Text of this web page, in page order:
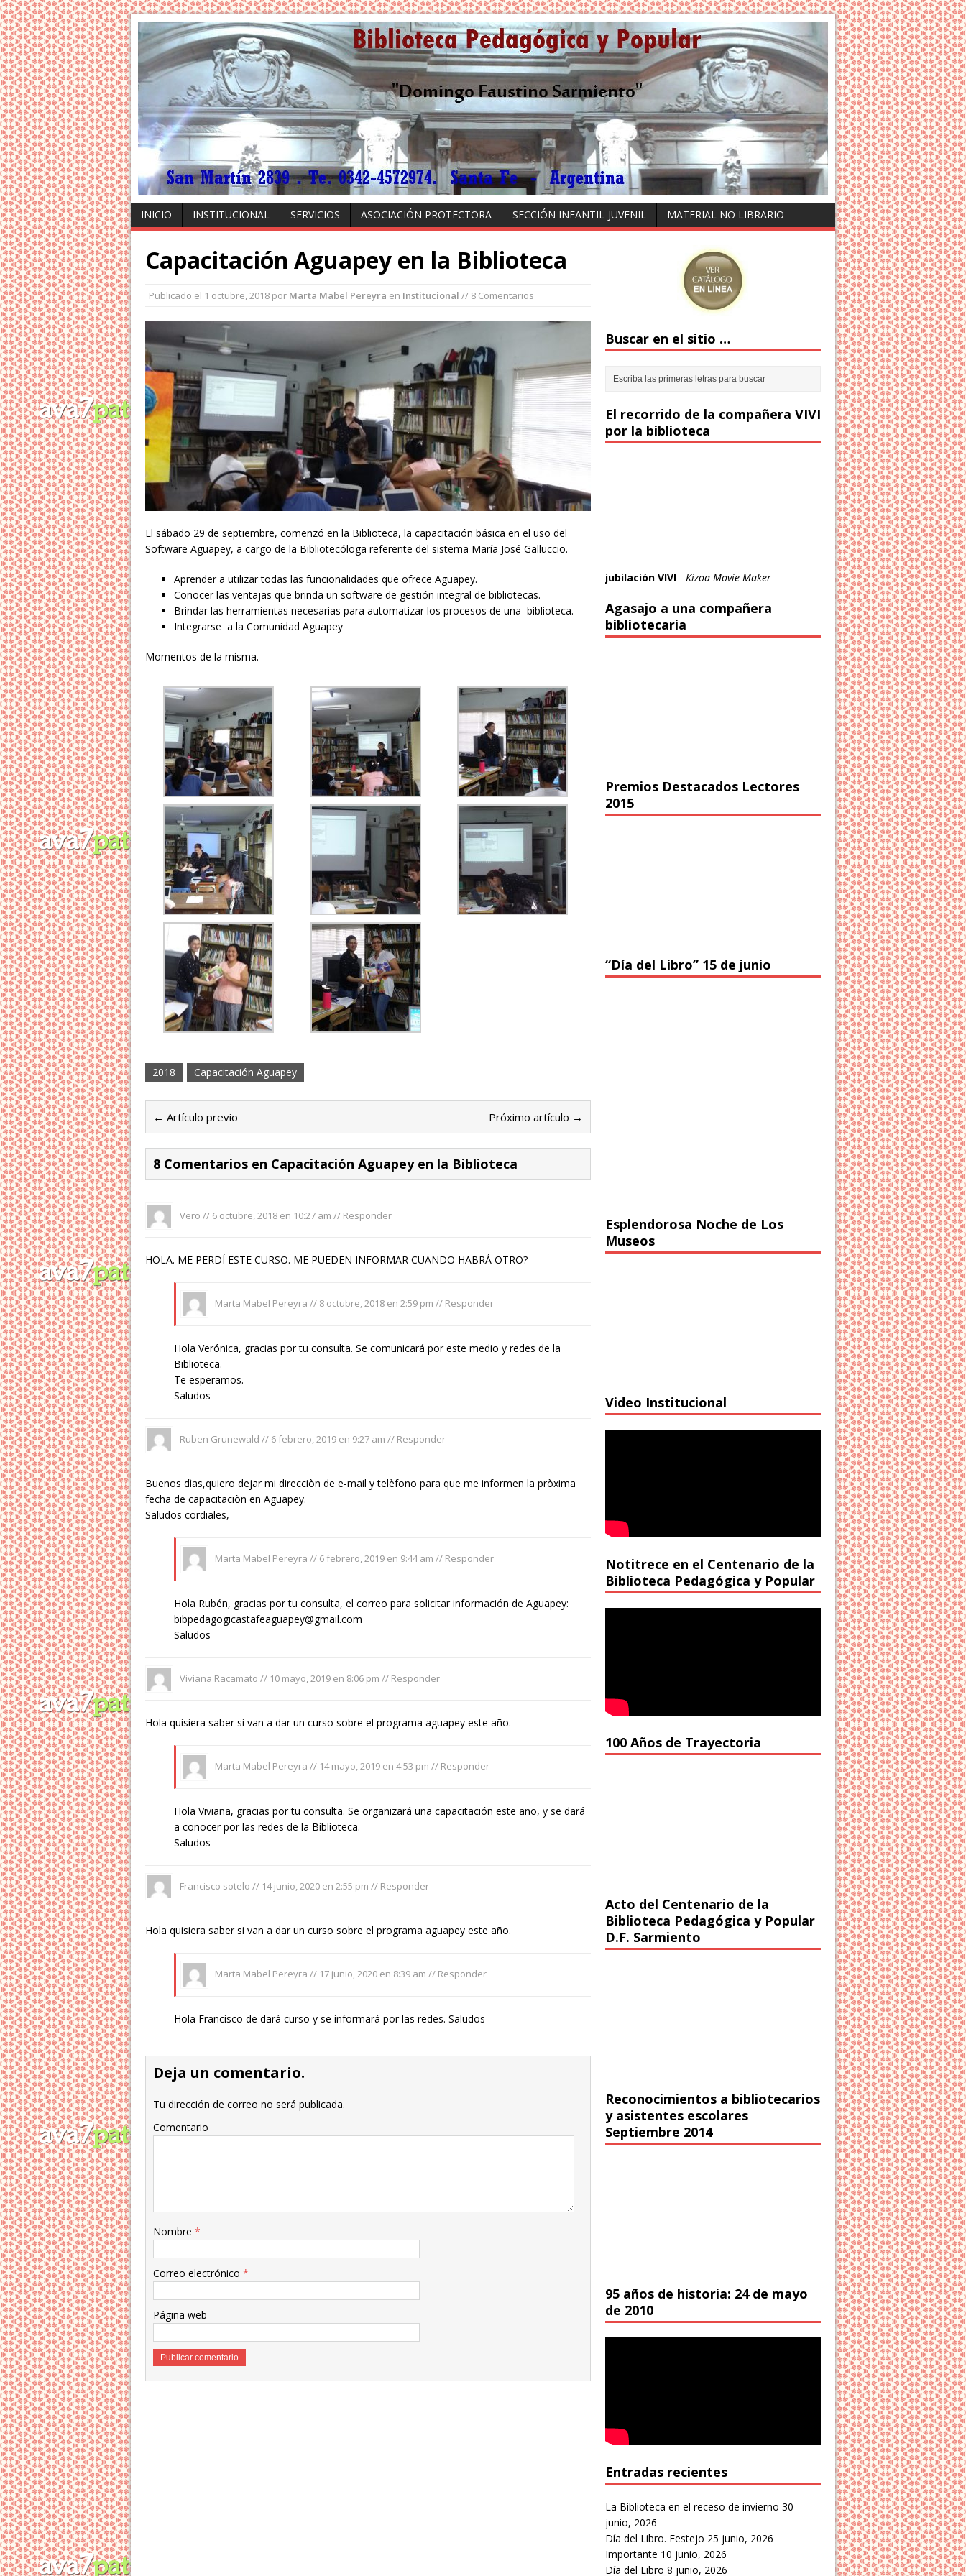
INICIO INSTITUCIONAL SERVICIOS ASOCIACIÓN PROTECTORA SECCIÓN INFANTIL-JUVENIL MATERIAL NO LIBRARIO
Capacitación Aguapey en la Biblioteca
Publicado el 1 octubre, 2018 por Marta Mabel Pereyra en Institucional // 8 Comentarios
El sábado 29 de septiembre, comenzó en la Biblioteca, la capacitación básica en el uso del
Software Aguapey, a cargo de la Bibliotecóloga referente del sistema María José Galluccio.
Aprender a utilizar todas las funcionalidades que ofrece Aguapey.
Conocer las ventajas que brinda un software de gestión integral de bibliotecas.
Brindar las herramientas necesarias para automatizar los procesos de una biblioteca.
Integrarse a la Comunidad Aguapey
Momentos de la misma.
2018 Capacitación Aguapey
← Artículo previo Próximo artículo →
8 Comentarios en Capacitación Aguapey en la Biblioteca
Vero // 6 octubre, 2018 en 10:27 am // Responder
HOLA. ME PERDÍ ESTE CURSO. ME PUEDEN INFORMAR CUANDO HABRÁ OTRO?
Marta Mabel Pereyra // 8 octubre, 2018 en 2:59 pm // Responder
Hola Verónica, gracias por tu consulta. Se comunicará por este medio y redes de la
Biblioteca.
Te esperamos.
Saludos
Ruben Grunewald // 6 febrero, 2019 en 9:27 am // Responder
Buenos dìas,quiero dejar mi direcciòn de e-mail y telèfono para que me informen la pròxima
fecha de capacitaciòn en Aguapey.
Saludos cordiales,
Marta Mabel Pereyra // 6 febrero, 2019 en 9:44 am // Responder
Hola Rubén, gracias por tu consulta, el correo para solicitar información de Aguapey:
bibpedagogicastafeaguapey@gmail.com
Saludos
Viviana Racamato // 10 mayo, 2019 en 8:06 pm // Responder
Hola quisiera saber si van a dar un curso sobre el programa aguapey este año.
Marta Mabel Pereyra // 14 mayo, 2019 en 4:53 pm // Responder
Hola Viviana, gracias por tu consulta. Se organizará una capacitación este año, y se dará
a conocer por las redes de la Biblioteca.
Saludos
Francisco sotelo // 14 junio, 2020 en 2:55 pm // Responder
Hola quisiera saber si van a dar un curso sobre el programa aguapey este año.
Marta Mabel Pereyra // 17 junio, 2020 en 8:39 am // Responder
Hola Francisco de dará curso y se informará por las redes. Saludos
Deja un comentario.
Tu dirección de correo no será publicada.
Comentario
Nombre *
Correo electrónico *
Página web
Buscar en el sitio …
El recorrido de la compañera VIVI
por la biblioteca
jubilación VIVI - Kizoa Movie Maker
Agasajo a una compañera
bibliotecaria
Premios Destacados Lectores
2015
“Día del Libro” 15 de junio
Esplendorosa Noche de Los
Museos
Video Institucional
Notitrece en el Centenario de la
Biblioteca Pedagógica y Popular
100 Años de Trayectoria
Acto del Centenario de la
Biblioteca Pedagógica y Popular
D.F. Sarmiento
Reconocimientos a bibliotecarios
y asistentes escolares
Septiembre 2014
95 años de historia: 24 de mayo
de 2010
Entradas recientes
La Biblioteca en el receso de invierno 30
junio, 2026
Día del Libro. Festejo 25 junio, 2026
Importante 10 junio, 2026
Día del Libro 8 junio, 2026